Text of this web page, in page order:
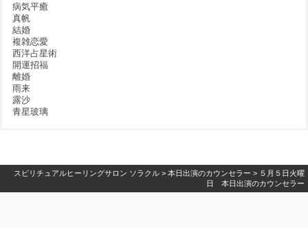
病気平癒
真帆
結婚
複雑恋愛
西洋占星術
開運招福
離婚
雨来
露沙
青星玻璃
スピリチュアルヒーリングサロン ソラクル > 本日出演のカウンセラー > ５月５日火曜
日 本日出演のカウンセラー